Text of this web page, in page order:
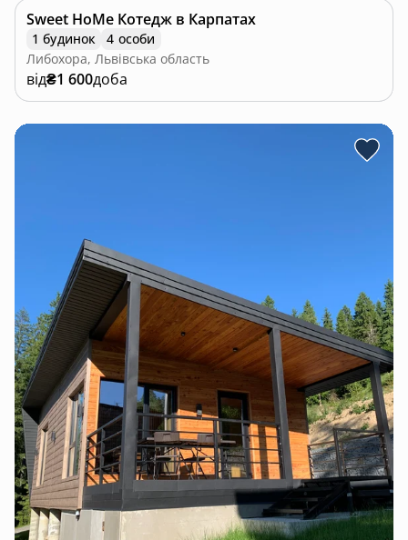
Sweet HoMe Котедж в Карпатах
1 будинок
4 особи
Либохора, Львівська область
від₴1 600доба